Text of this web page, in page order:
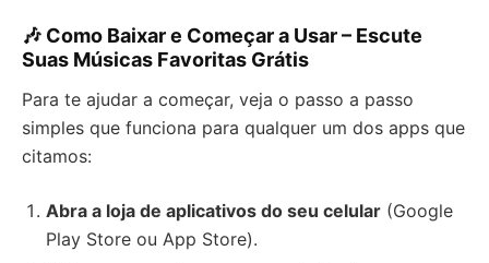
🎶 Como Baixar e Começar a Usar – Escute
Suas Músicas Favoritas Grátis
Para te ajudar a começar, veja o passo a passo
simples que funciona para qualquer um dos apps que
citamos:
Abra a loja de aplicativos do seu celular (Google
Play Store ou App Store).